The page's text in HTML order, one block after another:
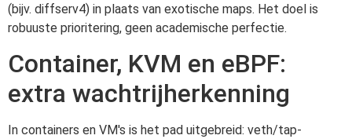
(bijv. diffserv4) in plaats van exotische maps. Het doel is
robuuste prioritering, geen academische perfectie.
Container, KVM en eBPF:
extra wachtrijherkenning
In containers en VM's is het pad uitgebreid: veth/tap-